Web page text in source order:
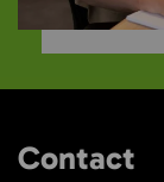
Contact